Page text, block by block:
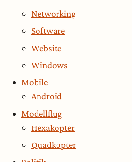
Networking
Software
Website
Windows
Mobile
Android
Modellflug
Hexakopter
Quadkopter